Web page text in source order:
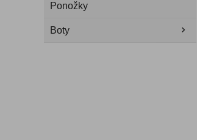
Ponožky
Boty